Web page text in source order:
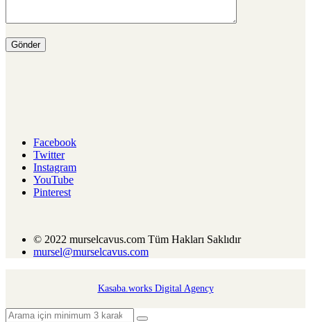
Facebook
Twitter
Instagram
YouTube
Pinterest
© 2022 murselcavus.com Tüm Hakları Saklıdır
mursel@murselcavus.com
Kasaba.works Digital Agency